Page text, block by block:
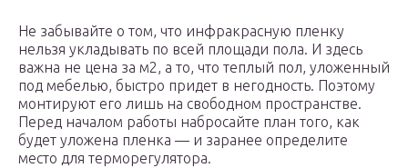
Не забывайте о том, что инфракрасную пленку
нельзя укладывать по всей площади пола. И здесь
важна не цена за м2, а то, что теплый пол, уложенный
под мебелью, быстро придет в негодность. Поэтому
монтируют его лишь на свободном пространстве.
Перед началом работы набросайте план того, как
будет уложена пленка — и заранее определите
место для терморегулятора.